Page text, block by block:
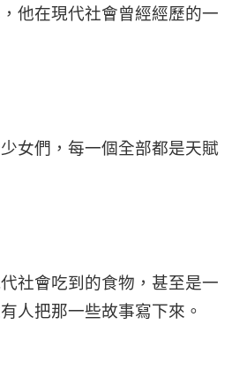
他在現代社會曾經經歷的一
女們，每一個全部都是天賦
社會吃到的食物，甚至是一
人把那一些故事寫下來。